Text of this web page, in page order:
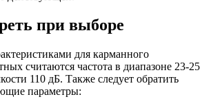
при выборе
для карманного
считаются частота в диапазоне 23-25
110 дБ. Также следует обратить
параметры: